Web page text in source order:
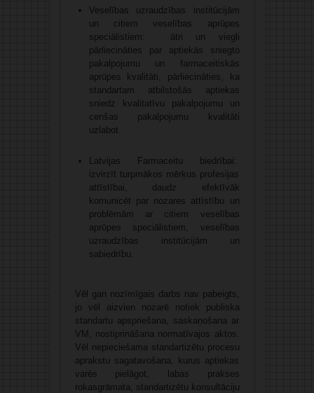
Veselības uzraudzības institūcijām
un citiem veselības aprūpes
speciālistiem: ātri un viegli
pārliecināties par aptiekās sniegto
pakalpojumu un farmaceitiskās
aprūpes kvalitāti, pārliecināties, ka
standartam atbilstošās aptiekas
sniedz kvalitatīvu pakalpojumu un
cenšas pakalpojumu kvalitāti
uzlabot.
Latvijas Farmaceitu biedrībai:
izvirzīt turpmākos mērķus profesijas
attīstībai, daudz efektīvāk
komunicēt par nozares attīstību un
problēmām ar citiem veselības
aprūpes speciālistiem, veselības
uzraudzības institūcijām un
sabiedrību.
Vēl gan nozīmīgais darbs nav pabeigts,
jo vēl aizvien nozarē notiek publiska
standartu apspriešana, saskaņošana ar
VM, nostiprināšana normatīvajos aktos.
Vēl nepieciešama standartizētu procesu
aprakstu sagatavošana, kurus aptiekas
varēs pielāgot, labas prakses
rokasgrāmata, standartizētu konsultāciju